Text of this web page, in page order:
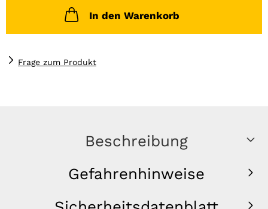
In den Warenkorb
Frage zum Produkt
Beschreibung
Gefahrenhinweise